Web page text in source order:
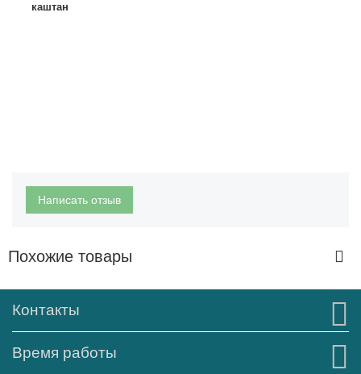
каштан
Написать отзыв
Похожие товары
Контакты
Время работы